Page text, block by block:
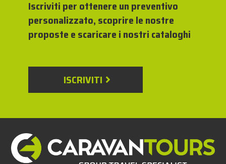
Iscriviti per ottenere un preventivo
personalizzato, scoprire le nostre
proposte e scaricare i nostri cataloghi
ISCRIVITI